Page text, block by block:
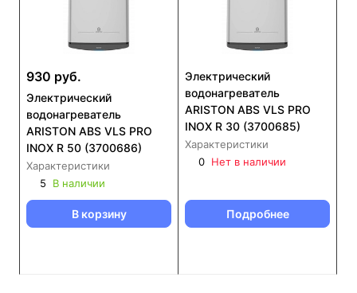
930 руб.
Электрический
водонагреватель
ARISTON ABS VLS PRO
INOX R 50 (3700686)
Характеристики
5
В наличии
В корзину
Электрический
водонагреватель
ARISTON ABS VLS PRO
INOX R 30 (3700685)
Характеристики
0 Нет в наличии
Подробнее